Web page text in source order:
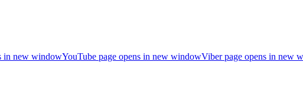
in new windowYouTube page opens in new windowViber page opens in new